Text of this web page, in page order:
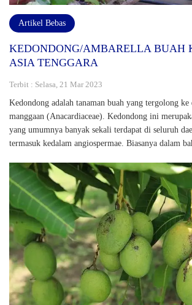
Artikel Bebas
KEDONDONG/AMBARELLA BUAH
ASIA TENGGARA
Terbit : Selasa, 21 Mar 2023
Kedondong adalah tanaman buah yang tergolong
manggaan (Anacardiaceae). Kedondong ini
yang umumnya banyak sekali terdapat di seluruh
termasuk kedalam angiospermae. Biasanya dalam